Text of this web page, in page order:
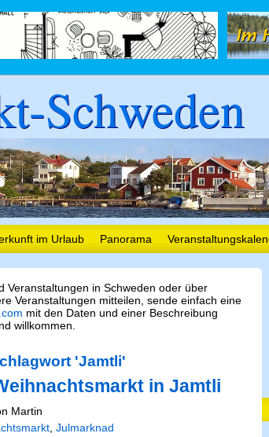
Schweden
im Urlaub Panorama
Veranstaltungen in Schweden oder über
Veranstaltungen mitteilen, sende einfach eine
mit den Daten und einer Beschreibung
willkommen.
'Jamtli'
in Jamtli
Martin
, Julmarknad